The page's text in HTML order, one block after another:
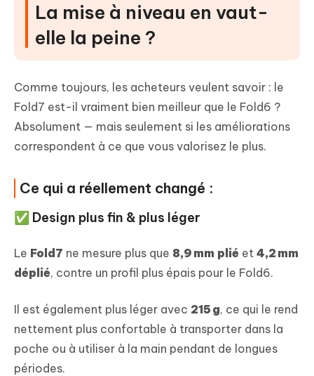
La mise à niveau en vaut-
elle la peine ?
Comme toujours, les acheteurs veulent savoir : le
Fold7 est-il vraiment bien meilleur que le Fold6 ?
Absolument — mais seulement si les améliorations
correspondent à ce que vous valorisez le plus.
Ce qui a réellement changé :
✅ Design plus fin & plus léger
Le Fold7 ne mesure plus que 8,9 mm plié et 4,2 mm
déplié, contre un profil plus épais pour le Fold6.
Il est également plus léger avec 215 g, ce qui le rend
nettement plus confortable à transporter dans la
poche ou à utiliser à la main pendant de longues
périodes.